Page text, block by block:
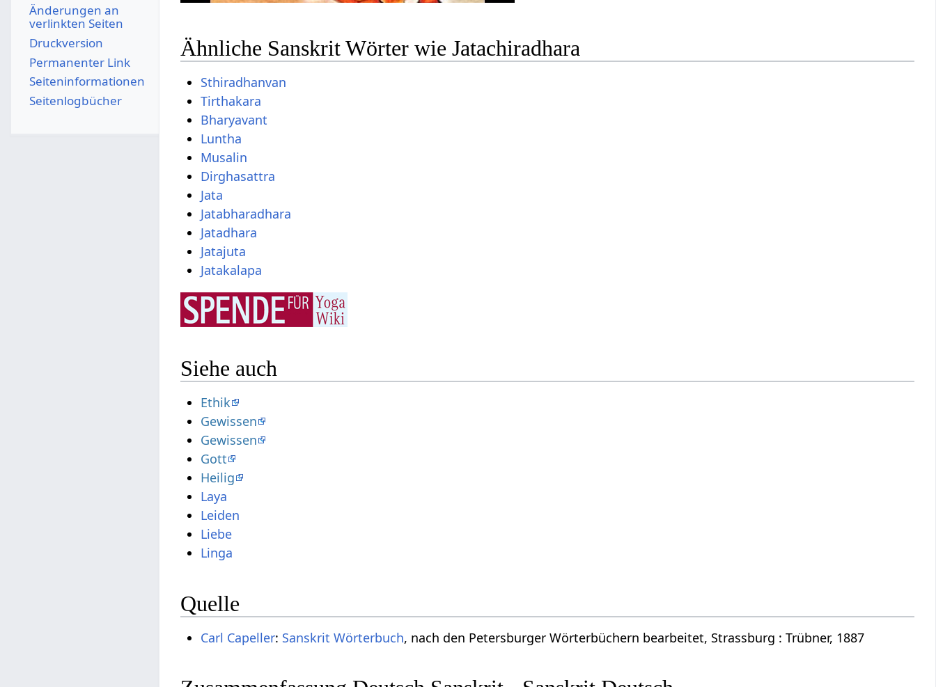
Ähnliche Sanskrit Wörter wie Jatachiradhara
Sthiradhanvan
Tirthakara
Bharyavant
Luntha
Musalin
Dirghasattra
Jata
Jatabharadhara
Jatadhara
Jatajuta
Jatakalapa
Siehe auch
Ethik
Gewissen
Gewissen
Gott
Heilig
Laya
Leiden
Liebe
Linga
Quelle
Carl Capeller: Sanskrit Wörterbuch, nach den Petersburger Wörterbüchern bearbeitet, Strassburg : Trübner, 1887
Änderungen an
verlinkten Seiten
Druckversion
Permanenter Link
Seiten­­informationen
Seitenlogbücher